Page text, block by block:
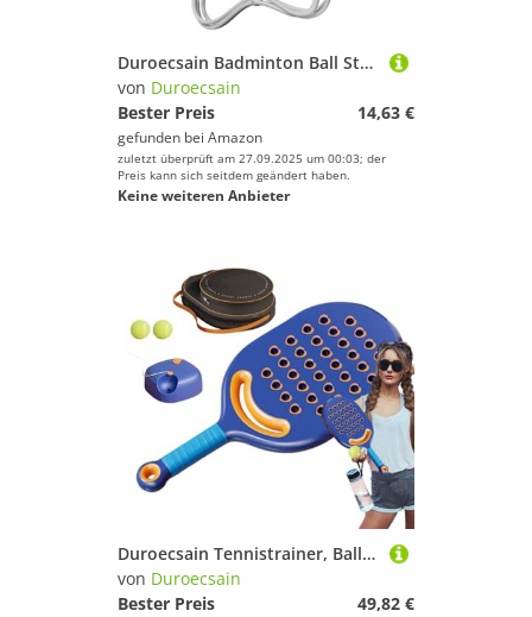
Duroecsain Badminton Ball Steamer, Badminton Shuttlecock Steamer – Badminton-Luftbefeuchter wiederaufladbar mit Sprühfunktion | Nachfüllbare Rohrstopfen zur Erhaltung der Feuchtigkeit
von Duroecsain
Bester Preis
14,63 €
gefunden bei Amazon
zuletzt überprüft am 27.09.2025 um 00:03; der
Preis kann sich seitdem geändert haben.
Keine weiteren Anbieter
Duroecsain Tennistrainer, Ball mit Seil – Tennisball mit Schnur | langes elastisches Seil, tragbare Tennisübungsausrüstung für Anfänger und Erwachsene
von Duroecsain
Bester Preis
49,82 €